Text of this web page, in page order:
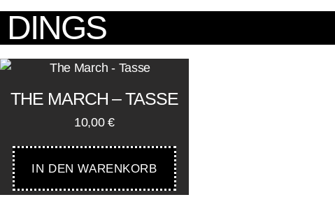
DINGS
THE MARCH – TASSE
10,00€
IN DEN WARENKORB